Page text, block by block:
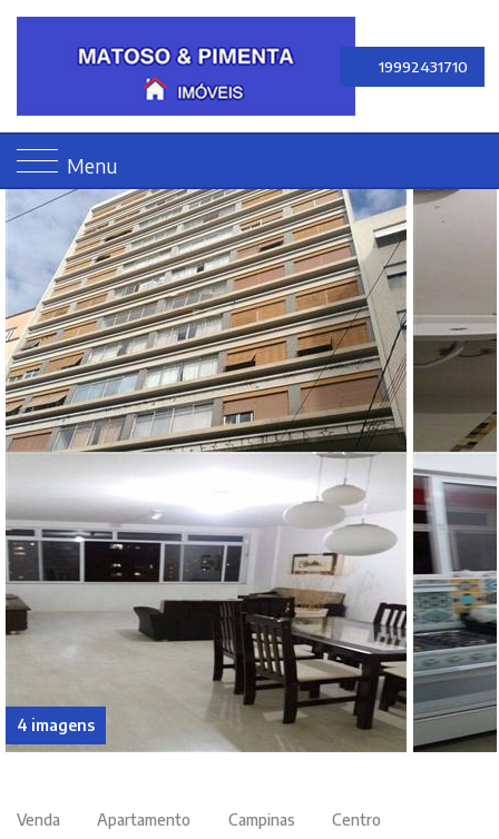
19992431710
Menu
4 imagens
Venda Apartamento Campinas Centro